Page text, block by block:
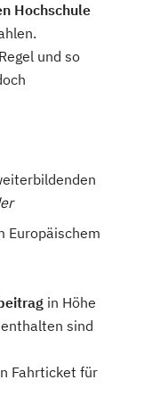
Hochschule
und so
Europäischem
in Höhe
sind
Fahrticket für